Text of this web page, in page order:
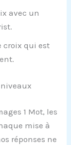
avec un
croix qui est
1 Mot, les
mise à
réponses ne